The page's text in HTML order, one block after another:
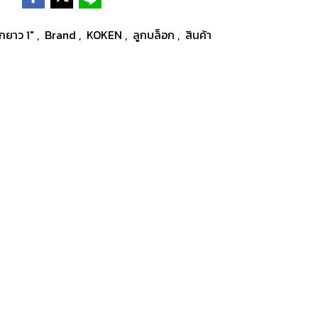
าว 1" , Brand , KOKEN , ลูกบล็อก , สินค้า